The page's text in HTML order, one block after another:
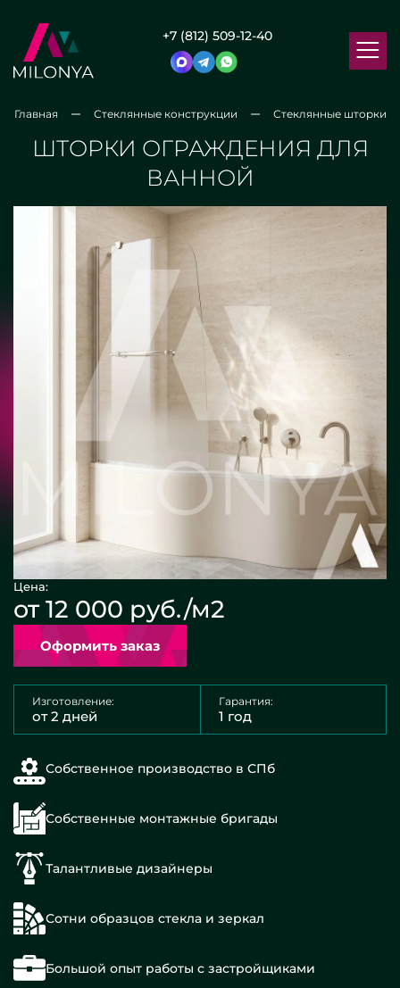
+7 (812) 509-12-40
Главная Стеклянные конструкции Стеклянные шторки
ШТОРКИ ОГРАЖДЕНИЯ ДЛЯ
ВАННОЙ
Цена:
от 12 000 руб./м2
Оформить заказ
Изготовление:
от 2 дней
Гарантия:
1 год
Собственное производство в СПб
Собственные монтажные бригады
Талантливые дизайнеры
Сотни образцов стекла и зеркал
Большой опыт работы с застройщиками